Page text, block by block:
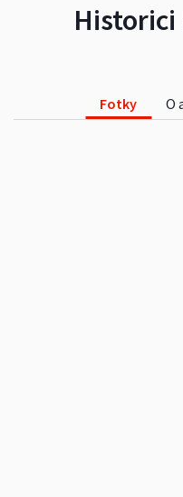
Historici
Fotky O